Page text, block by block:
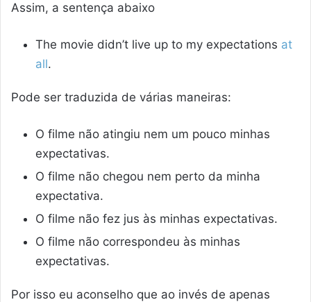
Assim, a sentença abaixo
The movie didn’t live up to my expectations at
all.
Pode ser traduzida de várias maneiras:
O filme não atingiu nem um pouco minhas
expectativas.
O filme não chegou nem perto da minha
expectativa.
O filme não fez jus às minhas expectativas.
O filme não correspondeu às minhas
expectativas.
Por isso eu aconselho que ao invés de apenas